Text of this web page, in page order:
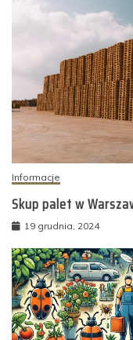
Informacje
Skup palet w
19 grudnia, 2024